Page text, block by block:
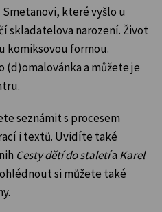
které vyšlo u
skladatelova narození. Život
komiksovou formou.
(d)omalovánka a můžete je
seznámit s procesem
i textů. Uvidíte také
Cesty dětí do staletía Karel
si můžete také